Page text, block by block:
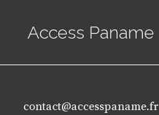
Access Paname
contact@accesspaname.fr